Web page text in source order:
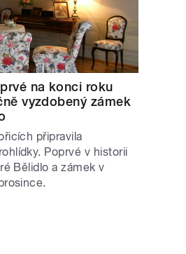
na konci roku
vyzdobený zámek
připravila
Poprvé v historii
Bělidlo a zámek v